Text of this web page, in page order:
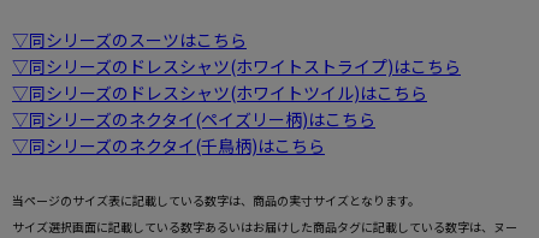
▽同シリーズのスーツはこちら
▽同シリーズのドレスシャツ(ホワイトストライプ)はこちら
▽同シリーズのドレスシャツ(ホワイトツイル)はこちら
▽同シリーズのネクタイ(ペイズリー柄)はこちら
▽同シリーズのネクタイ(千鳥柄)はこちら
当ページのサイズ表に記載している数字は、商品の実寸サイズとなります。
サイズ選択画面に記載している数字あるいはお届けした商品タグに記載している数字は、ヌー